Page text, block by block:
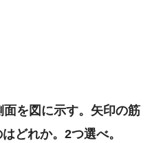
を図に示す。矢印の筋
どれか。2つ選べ。